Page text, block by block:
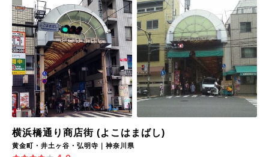
横浜橋通り商店街 (よこはまばし)
黄金町・井土ヶ谷・弘明寺｜神奈川県